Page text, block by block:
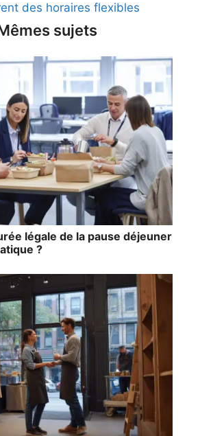
des horaires flexibles
sujets
légale de la pause déjeuner
?